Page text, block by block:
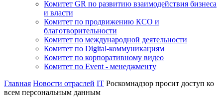
Комитет GR по развитию взаимодействия бизнеса
и власти
Комитет по продвижению КСО и
благотворительности
Комитет по международной деятельности
Комитет по Digital-коммуникациям
Комитет по корпоративному видео
Комитет по Event - менеджменту
Главная Новости отраслей IT Роскомнадзор просит доступ ко
всем персональным данным